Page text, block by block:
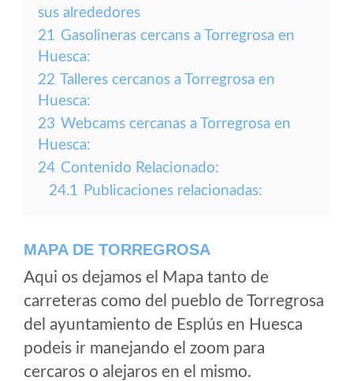
sus alrededores
21 Gasolineras cercans a Torregrosa en
Huesca:
22 Talleres cercanos a Torregrosa en
Huesca:
23 Webcams cercanas a Torregrosa en
Huesca:
24 Contenido Relacionado:
24.1 Publicaciones relacionadas:
MAPA DE TORREGROSA
Aqui os dejamos el Mapa tanto de
carreteras como del pueblo de Torregrosa
del ayuntamiento de Esplús en Huesca
podeis ir manejando el zoom para
cercaros o alejaros en el mismo.